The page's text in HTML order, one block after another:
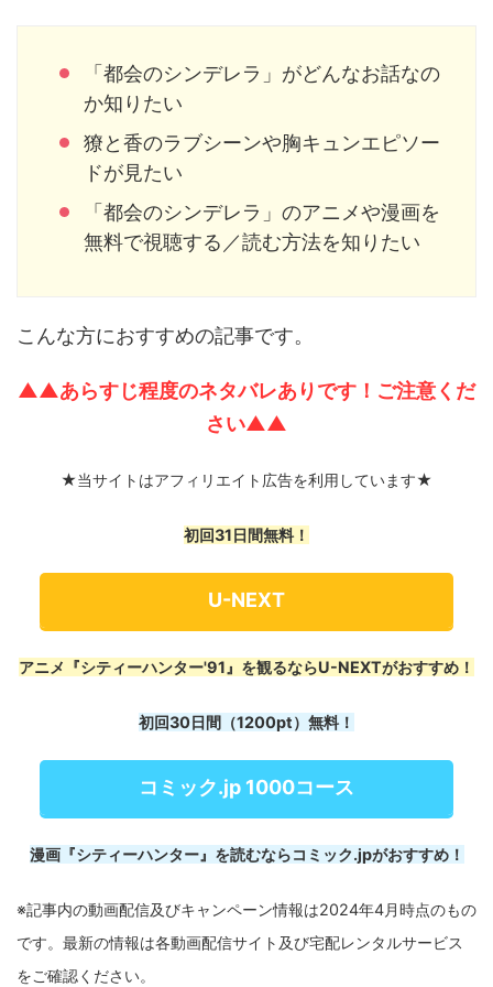
「都会のシンデレラ」がどんなお話なの
か知りたい
獠と香のラブシーンや胸キュンエピソー
ドが見たい
「都会のシンデレラ」のアニメや漫画を
無料で視聴する／読む方法を知りたい
こんな方におすすめの記事です。
▲▲あらすじ程度のネタバレありです！ご注意くだ
さい▲▲
★当サイトはアフィリエイト広告を利用しています★
初回31日間無料！
U-NEXT
アニメ『シティーハンター'91』を観るならU-NEXTがおすすめ！
初回30日間（1200pt）無料！
コミック.jp 1000コース
漫画『シティーハンター』を読むならコミック.jpがおすすめ！
※記事内の動画配信及びキャンペーン情報は2024年4月時点のもの
です。最新の情報は各動画配信サイト及び宅配レンタルサービス
をご確認ください。